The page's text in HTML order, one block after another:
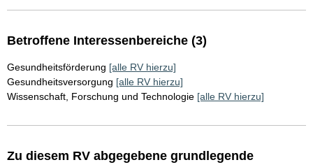
Betroffene Interessenbereiche (3)
Gesundheitsförderung [alle RV hierzu]
Gesundheitsversorgung [alle RV hierzu]
Wissenschaft, Forschung und Technologie [alle RV hierzu]
Zu diesem RV abgegebene grundlegende